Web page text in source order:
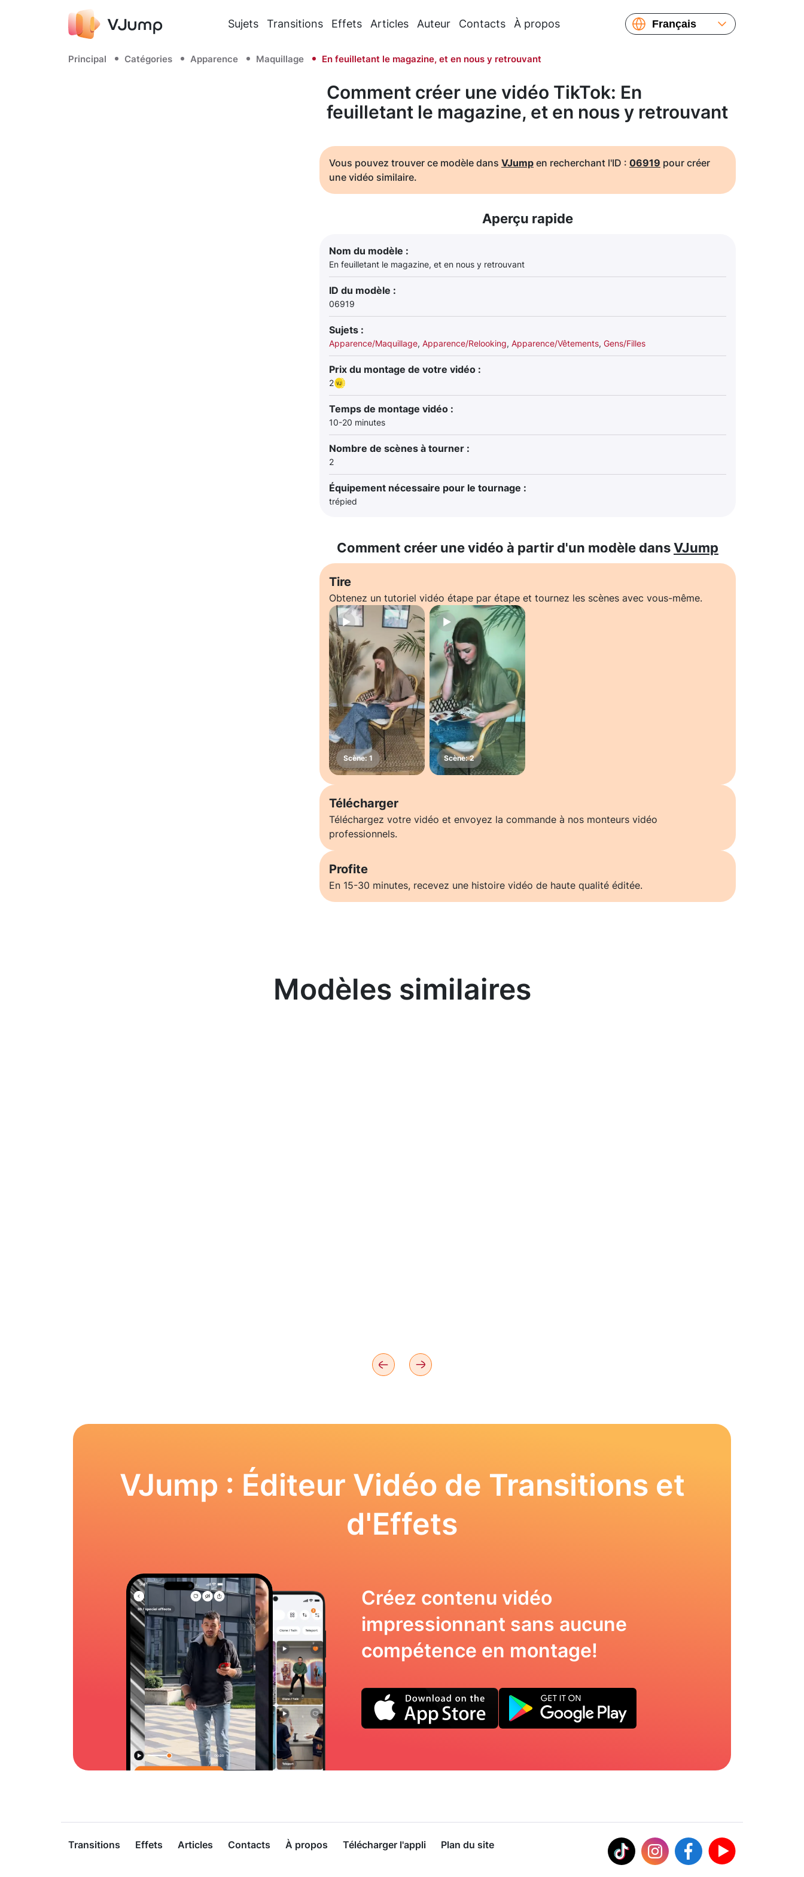
Sujets Transitions Effets Articles Auteur Contacts À propos
Français
繁體中文
Principal Catégories Apparence Maquillage En feuilletant le magazine, et en nous y retrouvant
Comment créer une vidéo TikTok: En
feuilletant le magazine, et en nous y retrouvant
Vous pouvez trouver ce modèle dans VJump en recherchant l'ID : 06919 pour créer
une vidéo similaire.
Aperçu rapide
Nom du modèle :
En feuilletant le magazine, et en nous y retrouvant
ID du modèle :
06919
Sujets :
Apparence/Maquillage, Apparence/Relooking, Apparence/Vêtements, Gens/Filles
Prix du montage de votre vidéo :
2
Temps de montage vidéo :
10-20 minutes
Nombre de scènes à tourner :
2
Équipement nécessaire pour le tournage :
trépied
Comment créer une vidéo à partir d'un modèle dansVJump
Tire
Obtenez un tutoriel vidéo étape par étape et tournez les scènes avec vous-même.
Télécharger
Téléchargez votre vidéo et envoyez la commande à nos monteurs vidéo
professionnels.
Profite
En 15-30 minutes, recevez une histoire vidéo de haute qualité éditée.
Modèles similaires
VJump : Éditeur Vidéo de Transitions et
d'Effets
Créez contenu vidéo
impressionnant sans aucune
compétence en montage!
Transitions Effets Articles Contacts À propos Télécharger l'appli Plan du site